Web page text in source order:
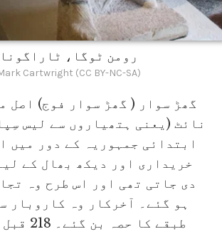
رومن ٹوگا، ٹاراگونا
Cartwright (CC BY-NC-SA)
گھڑ سوار ( گھڑ سوار فوج) اصل
نائٹ (یعنی ہتھیاروں سے لیس
ابتدائی جمہوریہ کے دور میں
خریداری اور دیکھ بھال کے
دی جاتی تھی اور اس طرح وہ
ہو گئے۔ آخرکار وہ کاروبار
طبقے کا